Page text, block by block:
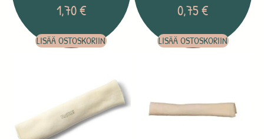
1,70€
LISÄÄ OSTOSKORIIN
0,75€
LISÄÄ OSTOSKORIIN